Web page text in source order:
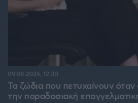
Τα ζώδια που πετυχαίνουν
την παραδοσιακή
09.08.2026, 12:30